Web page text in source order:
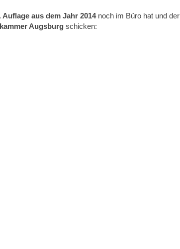
aus dem Jahr 2014noch im Büro hat und der
Augsburg schicken: